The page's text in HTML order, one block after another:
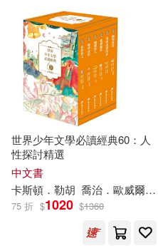
愛蜜麗．勃朗特(2)
瑪麗．雪萊(2)
亞歷山大．仲馬．彼埃
大仲馬(1)
出版社 (可複選)
世界少年文學必讀經典60：人
性探討精選
中文書
卡斯頓．勒胡 喬治．歐威爾
75 折 $1020 $1360